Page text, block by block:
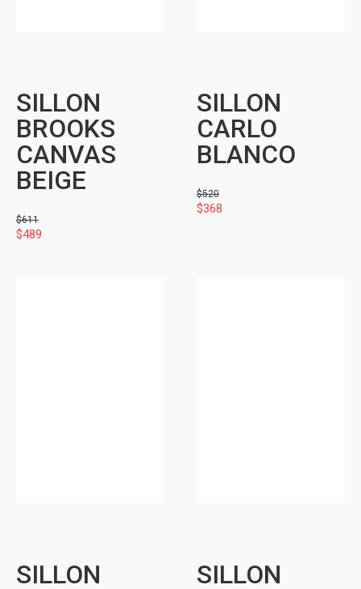
SILLON
BROOKS
CANVAS
BEIGE
$611
$489
SILLON
CARLO
BLANCO
$520
$368
SILLON
SILLON